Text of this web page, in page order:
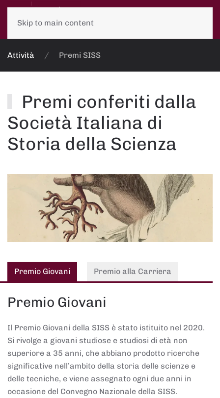
Skip to main content
Attività Premi SISS
Premi conferiti dalla
Società Italiana di
Storia della Scienza
Premio Giovani Premio alla Carriera
Premio Giovani
Il Premio Giovani della SISS è stato istituito nel 2020.
Si rivolge a giovani studiose e studiosi di età non
superiore a 35 anni, che abbiano prodotto ricerche
significative nell’ambito della storia delle scienze e
delle tecniche, e viene assegnato ogni due anni in
occasione del Convegno Nazionale della SISS.